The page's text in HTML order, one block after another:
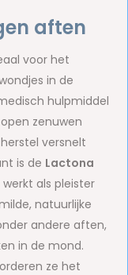
aften
voor het
in de
hulpmiddel
zenuwen
versnelt
is de Lactona
als pleister
natuurlijke
andere aften,
in de mond.
ze het